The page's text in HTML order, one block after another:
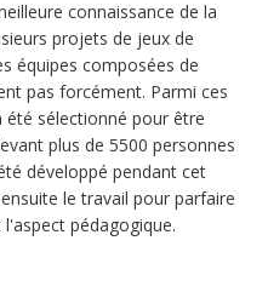
connaissance de la
projets de jeux de
équipes composées de
pas forcément. Parmi ces
été sélectionné pour être
plus de 5500 personnes
développé pendant cet
le travail pour parfaire
pédagogique.